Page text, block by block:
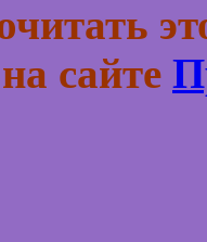
сайте